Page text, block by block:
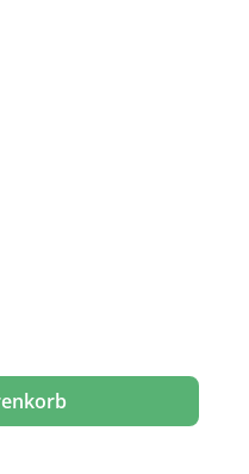
die Schaltflächen um die